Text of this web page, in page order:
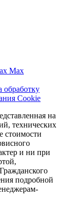
Max
обработку
Cookie
на
технических
стоимости
и ни при
подробной